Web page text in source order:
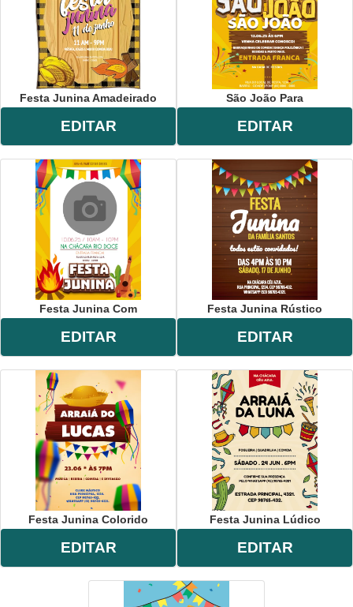
Festa Junina Amadeirado
EDITAR
São João Para
EDITAR
Festa Junina Com
EDITAR
Festa Junina Rústico
EDITAR
Festa Junina Colorido
EDITAR
Festa Junina Lúdico
EDITAR